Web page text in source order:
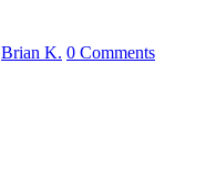
Brian K. 0 Comments